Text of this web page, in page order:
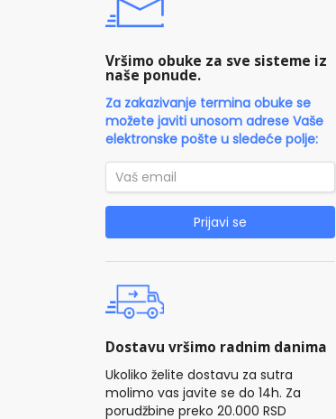
Vršimo obuke za sve sisteme iz
naše ponude.
Za zakazivanje termina obuke se
možete javiti unosom adrese Vaše
elektronske pošte u sledeće polje:
Prijavi se
Dostavu vršimo radnim danima
Ukoliko želite dostavu za sutra
molimo vas javite se do 14h. Za
porudžbine preko 20.000 RSD